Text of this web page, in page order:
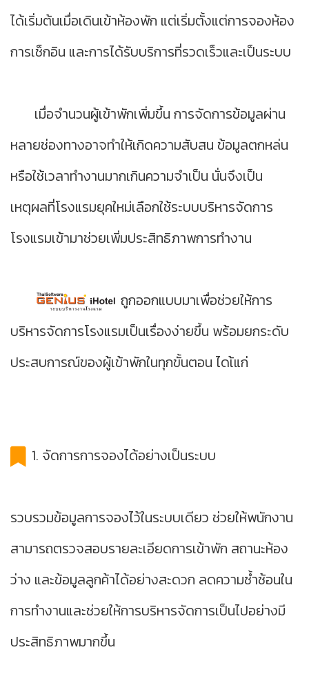
ได้เริ่มต้นเมื่อเดินเข้าห้องพัก แต่เริ่มตั้งแต่การจองห้อง
การเช็กอิน และการได้รับบริการที่รวดเร็วและเป็นระบบ
เมื่อจำนวนผู้เข้าพักเพิ่มขึ้น การจัดการข้อมูลผ่าน
หลายช่องทางอาจทำให้เกิดความสับสน ข้อมูลตกหล่น
หรือใช้เวลาทำงานมากเกินความจำเป็น นั่นจึงเป็น
เหตุผลที่โรงแรมยุคใหม่เลือกใช้ระบบบริหารจัดการ
โรงแรมเข้ามาช่วยเพิ่มประสิทธิภาพการทำงาน
ถูกออกแบบมาเพื่อช่วยให้การ
บริหารจัดการโรงแรมเป็นเรื่องง่ายขึ้น พร้อมยกระดับ
ประสบการณ์ของผู้เข้าพักในทุกขั้นตอน ไดเ้แก่
1. จัดการการจองได้อย่างเป็นระบบ
รวบรวมข้อมูลการจองไว้ในระบบเดียว ช่วยให้พนักงาน
สามารถตรวจสอบรายละเอียดการเข้าพัก สถานะห้อง
ว่าง และข้อมูลลูกค้าได้อย่างสะดวก ลดความซ้ำซ้อนใน
การทำงานและช่วยให้การบริหารจัดการเป็นไปอย่างมี
ประสิทธิภาพมากขึ้น